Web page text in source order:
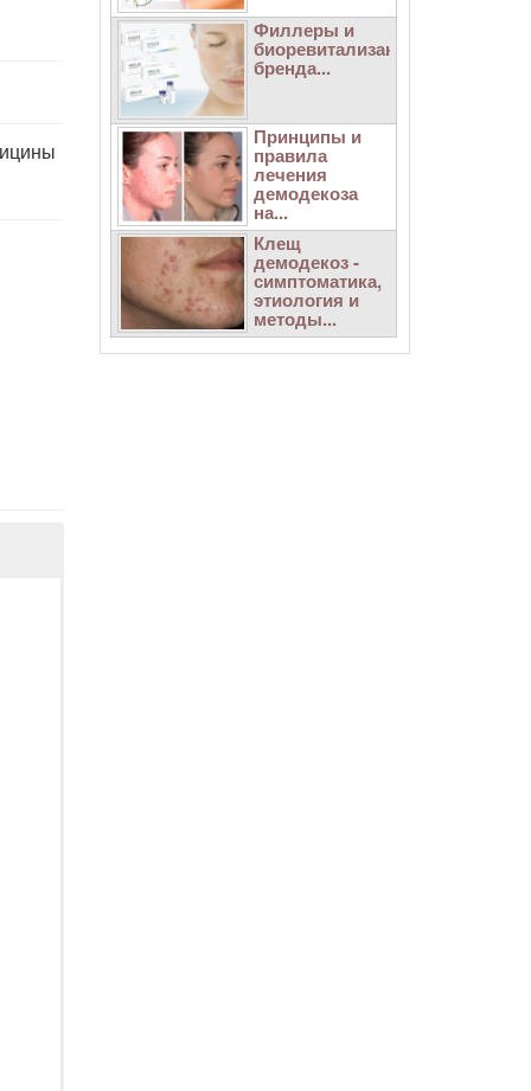
Филлеры и
биоревитализанты
бренда...
Принципы и
правила
лечения
демодекоза
на...
Клещ
демодекоз -
симптоматика,
этиология и
методы...